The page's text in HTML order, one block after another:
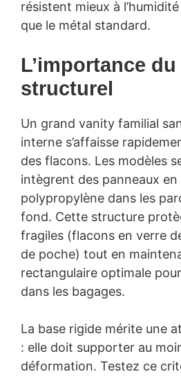
résistent mieux à
que le métal standard.
L’importance
structurel
Un grand vanity familial
interne s’affaisse
des flacons. Les modèles
intègrent des panneaux en
polypropylène dans les
fond. Cette structure
fragiles (flacons en verre
de poche) tout en
rectangulaire optimale
dans les bagages.
La base rigide mérite une
: elle doit supporter au
déformation. Testez ce